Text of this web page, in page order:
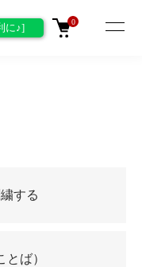
に♪] 0
する
ば）